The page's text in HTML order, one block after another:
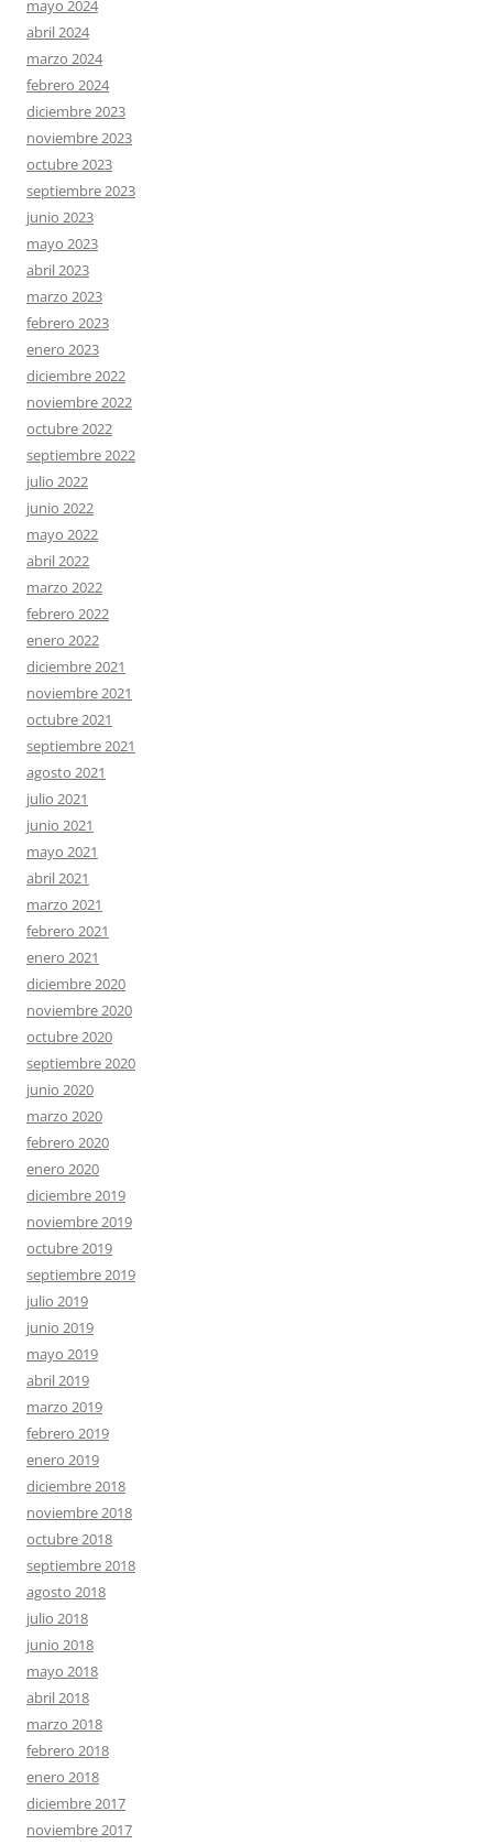
mayo 2024
abril 2024
marzo 2024
febrero 2024
diciembre 2023
noviembre 2023
octubre 2023
septiembre 2023
junio 2023
mayo 2023
abril 2023
marzo 2023
febrero 2023
enero 2023
diciembre 2022
noviembre 2022
octubre 2022
septiembre 2022
julio 2022
junio 2022
mayo 2022
abril 2022
marzo 2022
febrero 2022
enero 2022
diciembre 2021
noviembre 2021
octubre 2021
septiembre 2021
agosto 2021
julio 2021
junio 2021
mayo 2021
abril 2021
marzo 2021
febrero 2021
enero 2021
diciembre 2020
noviembre 2020
octubre 2020
septiembre 2020
junio 2020
marzo 2020
febrero 2020
enero 2020
diciembre 2019
noviembre 2019
octubre 2019
septiembre 2019
julio 2019
junio 2019
mayo 2019
abril 2019
marzo 2019
febrero 2019
enero 2019
diciembre 2018
noviembre 2018
octubre 2018
septiembre 2018
agosto 2018
julio 2018
junio 2018
mayo 2018
abril 2018
marzo 2018
febrero 2018
enero 2018
diciembre 2017
noviembre 2017